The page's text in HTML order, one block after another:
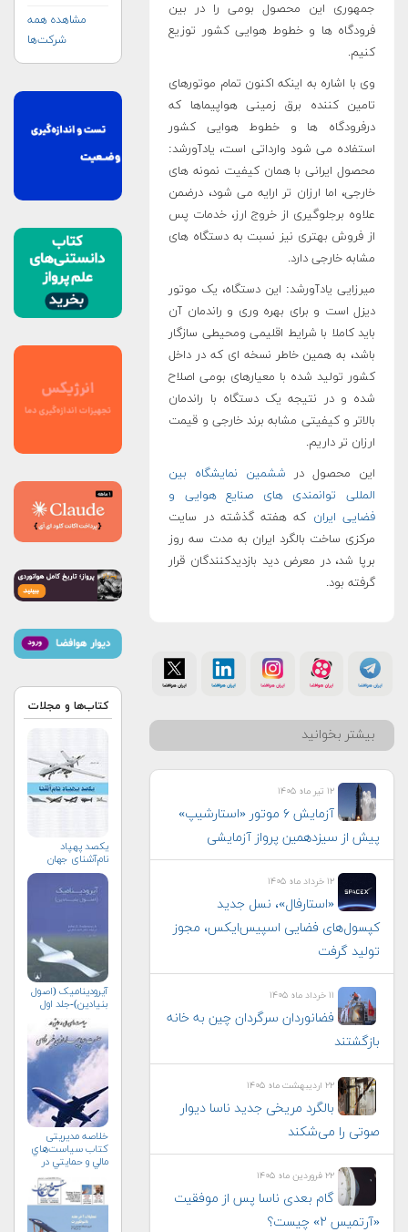
جمهوری این محصول بومی را در بین
فرودگاه ها و خطوط هوایی کشور توزیع
کنیم.
وی با اشاره به اینکه اکنون تمام موتورهای
تامین کننده برق زمینی هواپیماها که
درفرودگاه ها و خطوط هوایی کشور
استفاده می شود وارداتی است، یادآورشد:
محصول ایرانی با همان کیفیت نمونه های
خارجی، اما ارزان تر ارایه می شود، درضمن
علاوه برجلوگیری از خروج ارز، خدمات پس
از فروش بهتری نیز نسبت به دستگاه های
مشابه خارجی دارد.
میرزایی یادآورشد: این دستگاه، یک موتور
دیزل است و برای بهره وری و راندمان آن
باید کاملا با شرایط اقلیمی ومحیطی سازگار
باشد، به همین خاطر نسخه ای که در داخل
کشور تولید شده با معیارهای بومی اصلاح
شده و در نتیجه یک دستگاه با راندمان
بالاتر و کیفیتی مشابه برند خارجی و قیمت
ارزان تر داریم.
این محصول در ششمین نمایشگاه بین
المللی توانمندی های صنایع هوایی و
فضایی ایران که هفته گذشته در سایت
مرکزی ساخت بالگرد ایران به مدت سه روز
برپا شد، در معرض دید بازدیدکنندگان قرار
گرفته بود.
بیشتر بخوانید
۱۲ تیر ماه ۱۴۰۵
آزمایش ۶ موتور «استارشیپ»
پیش از سیزدهمین پرواز آزمایشی
۱۲ خرداد ماه ۱۴۰۵
«استارفال»، نسل جدید
کپسول‌های فضایی اسپیس‌ایکس، مجوز
تولید گرفت
۱۱ خرداد ماه ۱۴۰۵
فضانوردان سرگردان چین به خانه
بازگشتند
۲۲ اردیبهشت ماه ۱۴۰۵
بالگرد مریخی جدید ناسا دیوار
صوتی را می‌شکند
۲۲ فروردین ماه ۱۴۰۵
گام بعدی ناسا پس از موفقیت
«آرتمیس ۲» چیست؟
مشاهده همه
شرکت‌ها
کتاب‌ها و مجلات
یکصد پهپاد
نام‌آشنای جهان
آیرودینامیک (اصول
بنیادین)-جلد اول
خلاصه مدیریتی
کتاب سياست‌هاي
مالي و حمايتي در
هواپيماسازي
غيرنظامي+دریافت
نسخه‌ الکترونیکی